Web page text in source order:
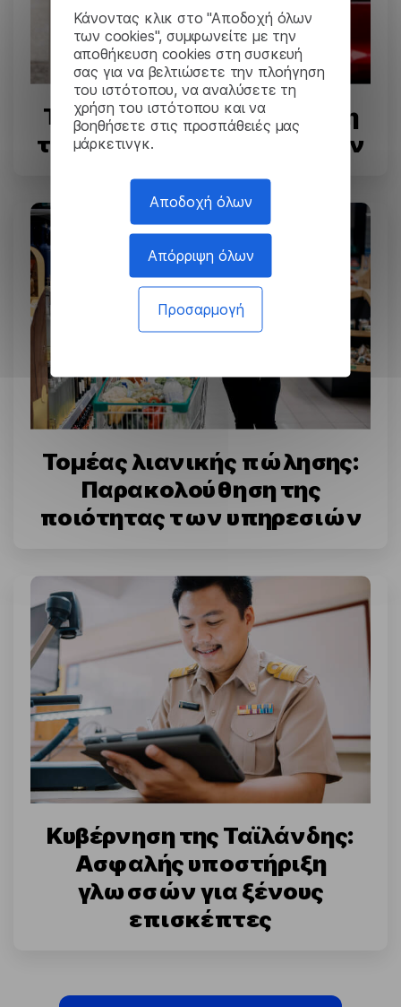
Κάνοντας κλικ στο "Αποδοχή όλων
των cookies", συμφωνείτε με την
αποθήκευση cookies στη συσκευή
σας για να βελτιώσετε την πλοήγηση
του ιστότοπου, να αναλύσετε τη
χρήση του ιστότοπου και να
βοηθήσετε στις προσπάθειές μας
μάρκετινγκ.
Αποδοχή όλων
Απόρριψη όλων
Προσαρμογή
Tesla: Σύνθετη μετάφραση
των εγγράφων μηχανικών
Τομέας λιανικής πώλησης:
Παρακολούθηση της
ποιότητας των υπηρεσιών
Κυβέρνηση της Ταϊλάνδης:
Ασφαλής υποστήριξη
γλωσσών για ξένους
επισκέπτες